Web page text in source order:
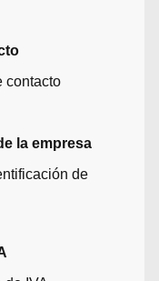
contacto
la empresa
de